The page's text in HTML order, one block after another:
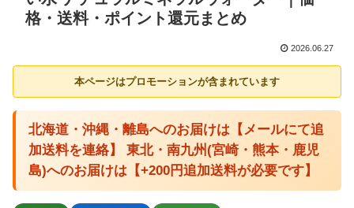
格・送料・ポイント還元まとめ
2026.06.27
本ページはプロモーションが含まれています
北海道・沖縄・離島へのお届けは【メールにて追
加送料を連絡】 東北・南九州(宮崎・熊本・鹿児
島)へのお届けは【+200円追加送料が必要です】